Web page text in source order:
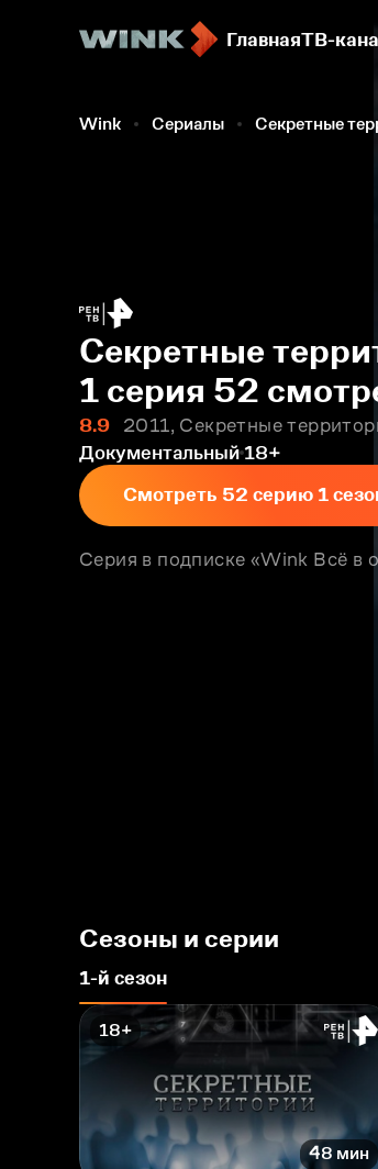
ГлавнаяТВ-
Wink Сериалы Секретные
Секретные
1 серия 52
8.9
2011, Секретные
Документальный 18+
Смотреть 52 серию 1
Серия в подписке «Wink Всё в
Сезоны и серии
1-й сезон
18+
48 мин